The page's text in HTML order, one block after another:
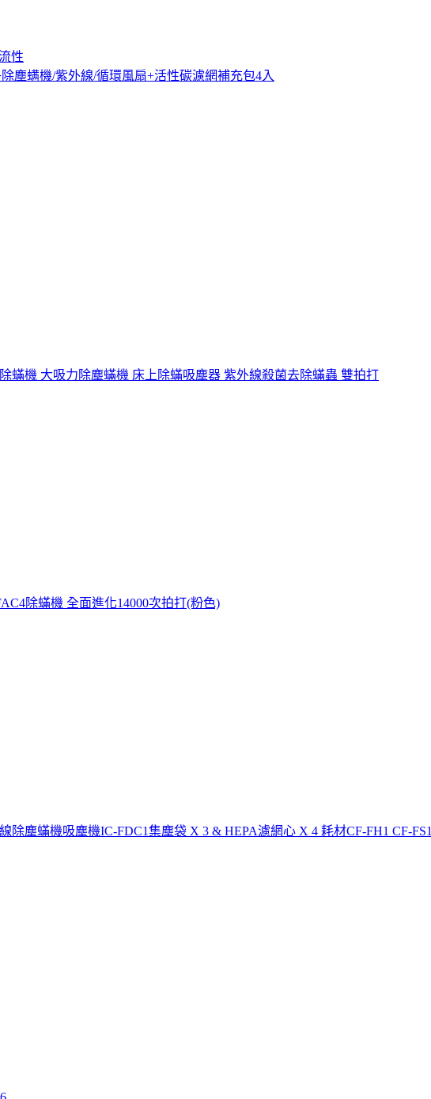
性
塵螨機/紫外線/循環風扇+活性碳濾網補充包4入
蟎機 大吸力除塵蟎機 床上除蟎吸塵器 紫外線殺菌去除蟎蟲 雙拍打
除蟎機 全面進化14000次拍打(粉色)
除塵蟎機吸塵機IC-FDC1集塵袋 X 3 & HEPA濾網心 X 4 耗材CF-FH1 CF-FS1